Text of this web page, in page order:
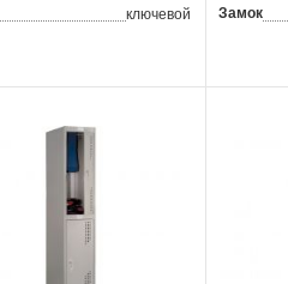
ключевой Замок